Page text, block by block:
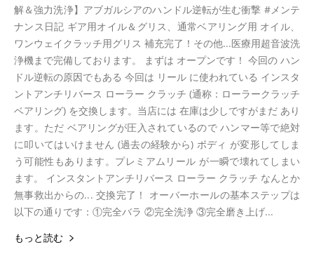
解＆強力洗浄】アブガルシアのハンドル逆転が生む衝撃 #メンテ
ナンス日記 ギア用オイル＆グリス、通常ベアリング用 オイル、
ワンウェイクラッチ用グリス 補充完了！その他...医療用超音波洗
浄機まで完備しております。 まずは オープンです！ 今回の ハン
ドル逆転の原因でもある 今回は リール に使われている インスタ
ントアンチリバース ローラー クラッチ (通称：ローラークラッチ
ベアリング) を交換します。当店には 在庫は少しですがまだ あり
ます。ただ ベアリングが圧入されているので ハンマー等で絶対
に叩いてはいけません (過去の経験から) ボディ が変形してしま
う可能性もあります。プレミアムリール が一瞬で壊れてしまい
ます。 インスタントアンチリバース ローラー クラッチ なんとか
無事救出からの... 交換完了！ オーバーホールの基本ステップは
以下の通りです：①完全バラ ②完全洗浄 ③完全磨き上げ...
もっと読む